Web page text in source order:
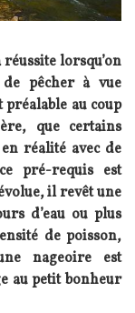
lorsqu’on
pêcher à vue
au coup
que certains
réalité avec de
pré-requis est
il revêt une
d’eau ou plus
de poisson,
nageoire est
au petit bonheur